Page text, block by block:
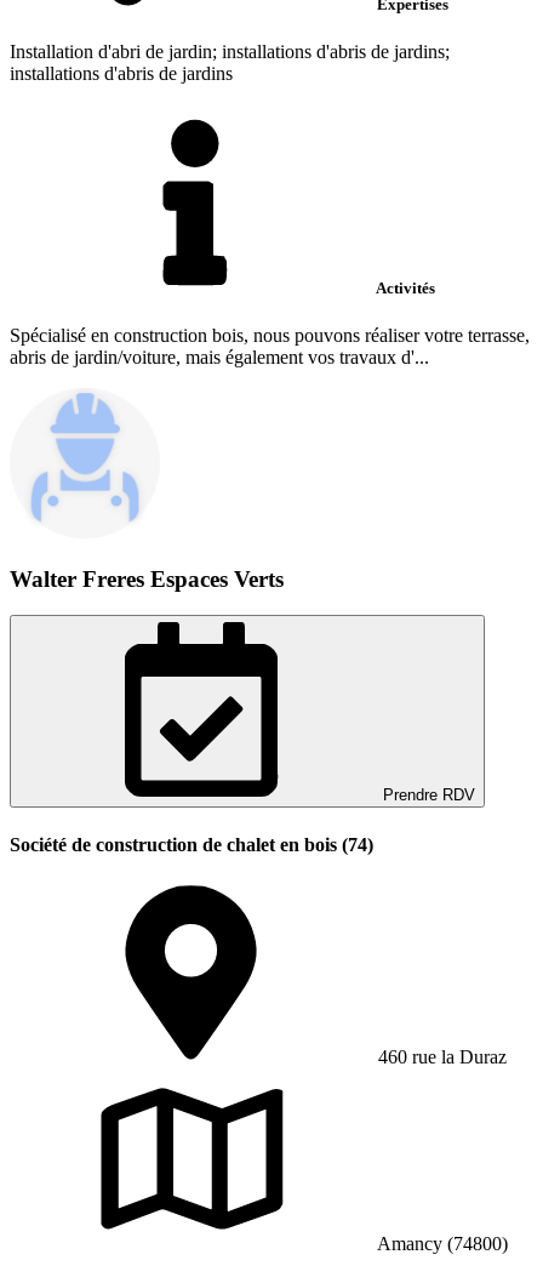
Expertises
Installation d'abri de jardin; installations d'abris de jardins;
installations d'abris de jardins
Activités
Spécialisé en construction bois, nous pouvons réaliser votre terrasse,
abris de jardin/voiture, mais également vos travaux d'...
Walter Freres Espaces Verts
Prendre RDV
Société de construction de chalet en bois (74)
460 rue la Duraz
Amancy (74800)